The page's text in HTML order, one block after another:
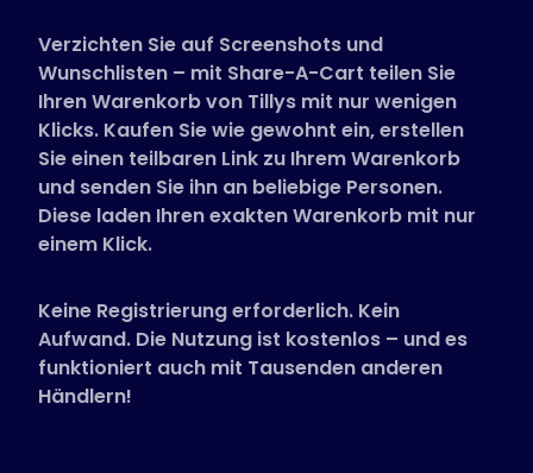
Deutsch (German)
Verzichten Sie auf Screenshots und
Wunschlisten – mit Share-A-Cart teilen Sie
Ihren Warenkorb von Tillys mit nur wenigen
Klicks. Kaufen Sie wie gewohnt ein, erstellen
Sie einen teilbaren Link zu Ihrem Warenkorb
und senden Sie ihn an beliebige Personen.
Diese laden Ihren exakten Warenkorb mit nur
einem Klick.
Keine Registrierung erforderlich. Kein
Aufwand. Die Nutzung ist kostenlos – und es
funktioniert auch mit Tausenden anderen
Händlern!